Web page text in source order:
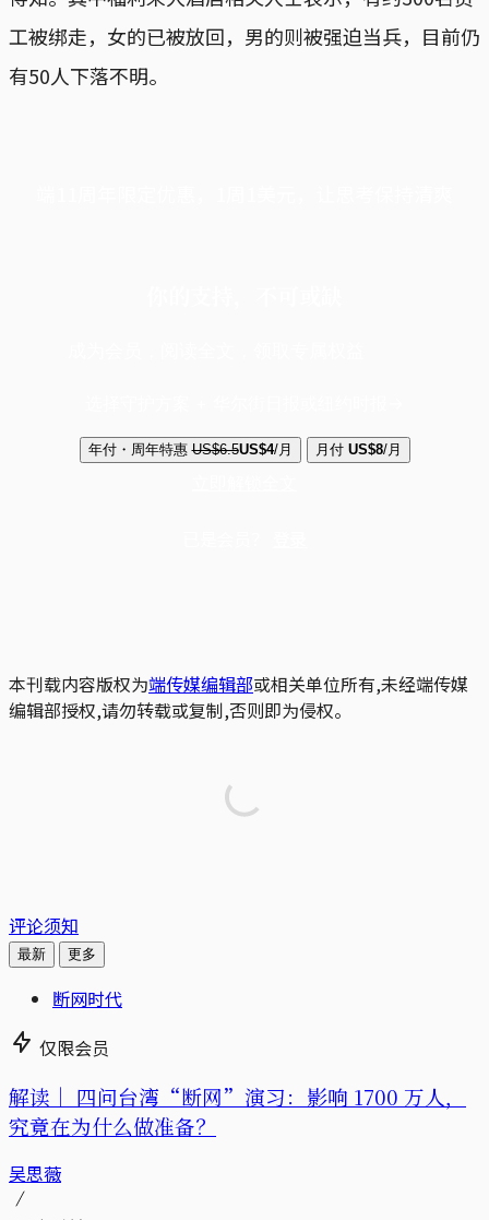
工被绑走，女的已被放回，男的则被强迫当兵，目前仍
有50人下落不明。
年付・周年特惠 US$6.5US$4/月 月付 US$8/月
本刊载内容版权为端传媒编辑部或相关单位所有,未经端传媒
编辑部授权,请勿转载或复制,否则即为侵权。
评论须知
最新 更多
断网时代
仅限会员
解读｜ 四问台湾“断网”演习：影响 1700 万人，
究竟在为什么做准备？
吴思薇